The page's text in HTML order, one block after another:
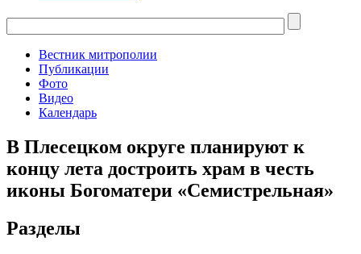
Вестник митрополии
Публикации
Фото
Видео
Календарь
В Плесецком округе планируют к
концу лета достроить храм в честь
иконы Богоматери «Семистрельная»
Разделы